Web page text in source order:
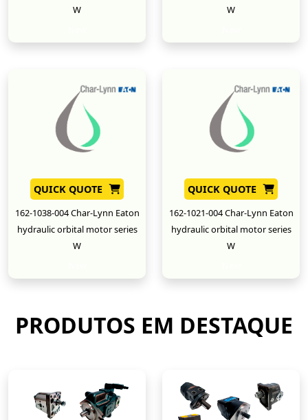
W
W
QUICK QUOTE
162-1038-004 Char-Lynn Eaton
hydraulic orbital motor series
W
QUICK QUOTE
162-1021-004 Char-Lynn Eaton
hydraulic orbital motor series
W
PRODUTOS EM DESTAQUE